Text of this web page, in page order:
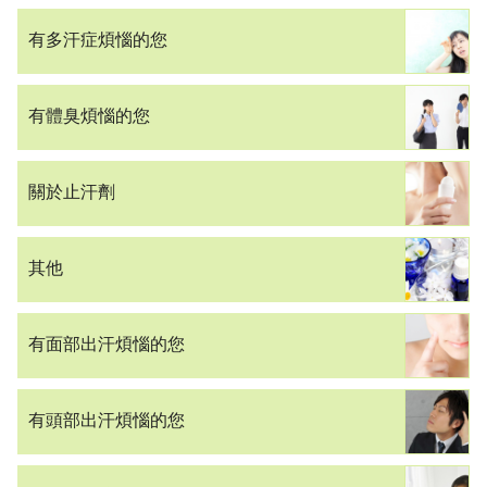
有多汗症煩惱的您
有體臭煩惱的您
關於止汗劑
其他
有面部出汗煩惱的您
有頭部出汗煩惱的您